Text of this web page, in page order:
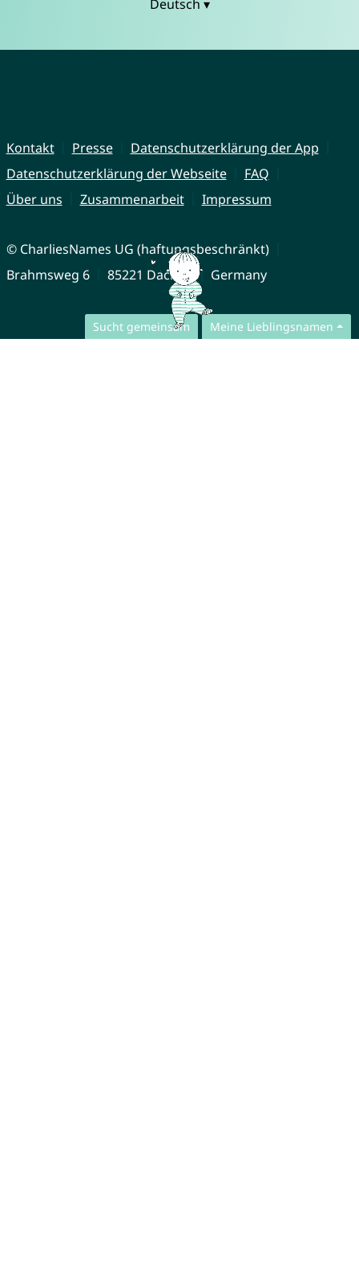
Sucht gemeinsam Meine Lieblingsnamen
Deutsch ▾
Kontakt Presse
Datenschutzerklärung der App
Datenschutzerklärung der Webseite
FAQ
Über uns
Zusammenarbeit Impressum
© CharliesNames UG (haftungsbeschränkt)
Brahmsweg 6
85221 Dachau Germany